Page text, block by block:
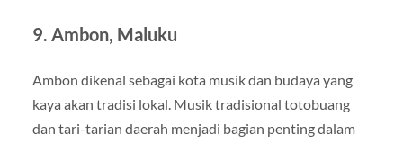
9. Ambon, Maluku
Ambon dikenal sebagai kota musik dan budaya yang
kaya akan tradisi lokal. Musik tradisional totobuang
dan tari-tarian daerah menjadi bagian penting dalam